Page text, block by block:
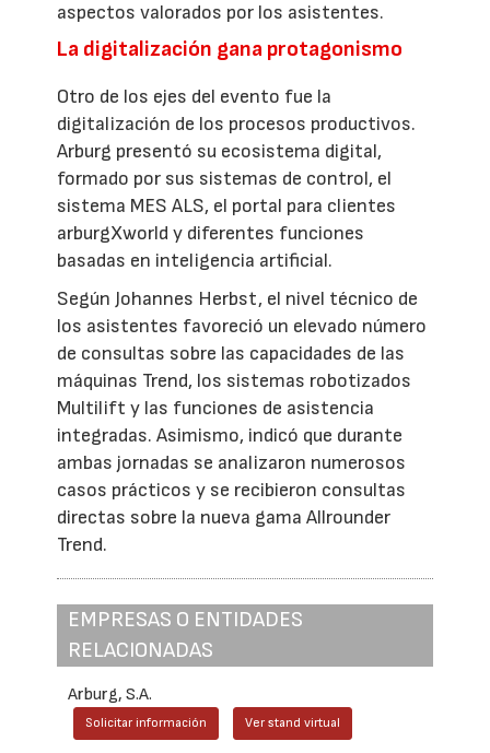
aspectos valorados por los asistentes.
La digitalización gana protagonismo
Otro de los ejes del evento fue la
digitalización de los procesos productivos.
Arburg presentó su ecosistema digital,
formado por sus sistemas de control, el
sistema MES ALS, el portal para clientes
arburgXworld y diferentes funciones
basadas en inteligencia artificial.
Según Johannes Herbst, el nivel técnico de
los asistentes favoreció un elevado número
de consultas sobre las capacidades de las
máquinas Trend, los sistemas robotizados
Multilift y las funciones de asistencia
integradas. Asimismo, indicó que durante
ambas jornadas se analizaron numerosos
casos prácticos y se recibieron consultas
directas sobre la nueva gama Allrounder
Trend.
EMPRESAS O ENTIDADES
RELACIONADAS
Arburg, S.A.
Solicitar información Ver stand virtual